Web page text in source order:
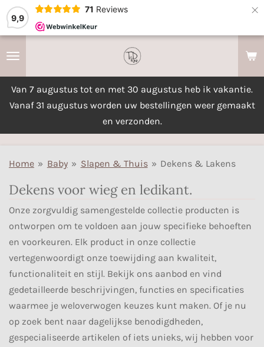
9,9
71 Reviews ×
Van 7 augustus tot en met 30 augustus heb ik vakantie.
Vanaf 31 augustus worden uw bestellingen weer gemaakt
en verzonden.
Home » Baby » Slapen & Thuis » Dekens & Lakens
Dekens voor wieg en ledikant.
Onze zorgvuldig samengestelde collectie producten is
ontworpen om te voldoen aan jouw specifieke behoeften
en voorkeuren. Elk product in onze collectie
vertegenwoordigt onze toewijding aan kwaliteit,
functionaliteit en stijl. Bekijk ons aanbod en vind
gedetailleerde beschrijvingen, functies en specificaties
waarmee je weloverwogen keuzes kunt maken. Of je nu
op zoek bent naar dagelijkse benodigdheden,
gespecialiseerde artikelen of iets unieks, wij hebben voor